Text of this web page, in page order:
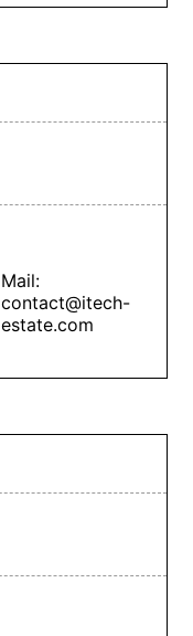
Mail:
contact@itech-
estate.com